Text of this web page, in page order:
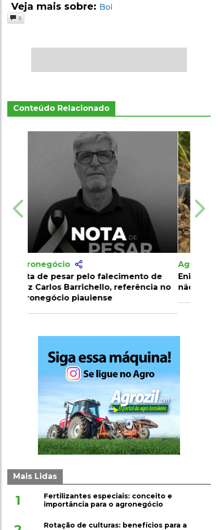
Veja mais sobre: Boi
0
Conteúdo Relacionado
Agronegócio
Enigma da cadeia alimentar: jacarés
não comem capivaras?
1
Fertilizantes especiais: conceito e
importância para o agronegócio
produtividade no agronegócio